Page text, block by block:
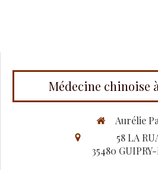
Médecine chinoise
Aurélie
58 LA
35480